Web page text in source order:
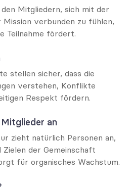
Mitgliedern, sich mit der
verbunden zu fühlen,
Teilnahme fördert.
stellen sicher, dass die
verstehen, Konflikte
Respekt fördern.
an
zieht natürlich Personen an,
der Gemeinschaft
für organisches Wachstum.